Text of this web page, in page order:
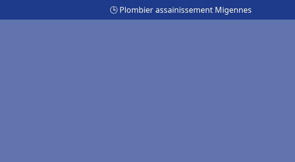
🕒 Plombier assainissement Migennes